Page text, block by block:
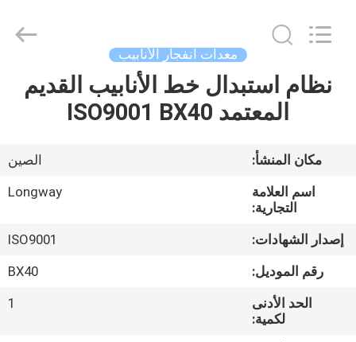
الصفحة
الرئيسية
منتجات
فيديوهات
معلومات
معدات انفجار الأنابيب
نظام استبدال خط الأنابيب القديم
المعتمد ISO9001 BX40
مكان المنشأ:
الصين
اسم العلامة
التجارية:
Longway
إصدار الشهادات:
ISO9001
رقم الموديل:
BX40
الحد الأدنى
لكمية:
1